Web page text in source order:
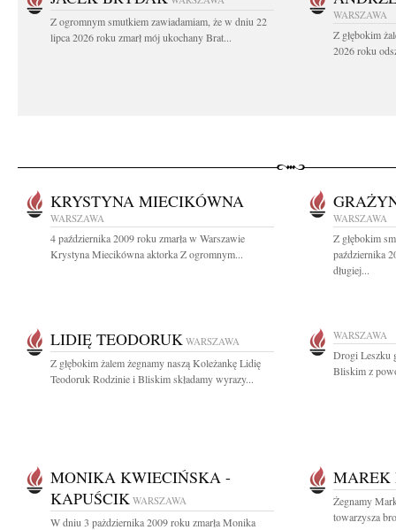
Z ogromnym smutkiem zawiadamiam, że w dniu 22
lipca 2026 roku zmarł mój ukochany Brat...
WARSZAWA
Z głębokim
2026 roku
KRYSTYNA MIECIKÓWNA
WARSZAWA
4 października 2009 roku zmarła w Warszawie
Krystyna Miecikówna aktorka Z ogromnym...
WARSZAWA
Z głębokim
października
długiej...
LIDIĘ TEODORUK WARSZAWA
Z głębokim żalem żegnamy naszą Koleżankę Lidię
Teodoruk Rodzinie i Bliskim składamy wyrazy...
WARSZAWA
Drogi Leszku
Bliskim z
MONIKA KWIECIŃSKA -
KAPUŚCIK WARSZAWA
W dniu 3 pażdziernika 2009 roku zmarła Monika
MAREK
Żegnamy
towarzysza